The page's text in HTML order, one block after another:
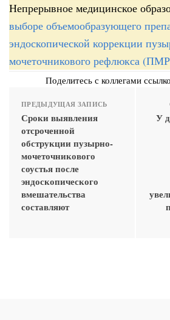
Непрерывное медицинское
выборе объемообразующего
эндоскопической коррекции
мочеточникового рефлюкса
Поделитесь с коллегами
ПРЕДЫДУЩАЯ ЗАПИСЬ
Сроки выявления
отсроченной
обструкции пузырно-
мочеточникового
соустья после
эндоскопического
вмешательства
составляют
У